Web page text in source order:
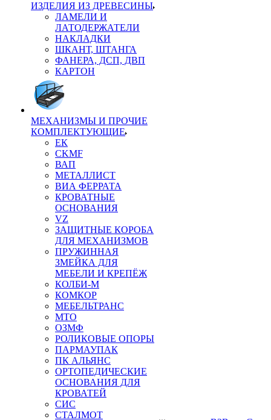
ИЗДЕЛИЯ ИЗ ДРЕВЕСИНЫ
ЛАМЕЛИ И
ЛАТОДЕРЖАТЕЛИ
НАКЛАДКИ
ШКАНТ, ШТАНГА
ФАНЕРА, ДСП, ДВП
КАРТОН
МЕХАНИЗМЫ И ПРОЧИЕ
КОМПЛЕКТУЮЩИЕ
ЕК
CKMF
ВАП
МЕТАЛЛИСТ
ВИА ФЕРРАТА
КРОВАТНЫЕ
ОСНОВАНИЯ
VZ
ЗАЩИТНЫЕ КОРОБА
ДЛЯ МЕХАНИЗМОВ
ПРУЖИННАЯ
ЗМЕЙКА ДЛЯ
МЕБЕЛИ И КРЕПЁЖ
КОЛБИ-М
КОМКОР
МЕБЕЛЬТРАНС
MTO
ОЗМФ
РОЛИКОВЫЕ ОПОРЫ
ПАРМАУПАК
ПК АЛЬЯНС
ОРТОПЕДИЧЕСКИЕ
ОСНОВАНИЯ ДЛЯ
КРОВАТЕЙ
СИС
СТАЛМОТ